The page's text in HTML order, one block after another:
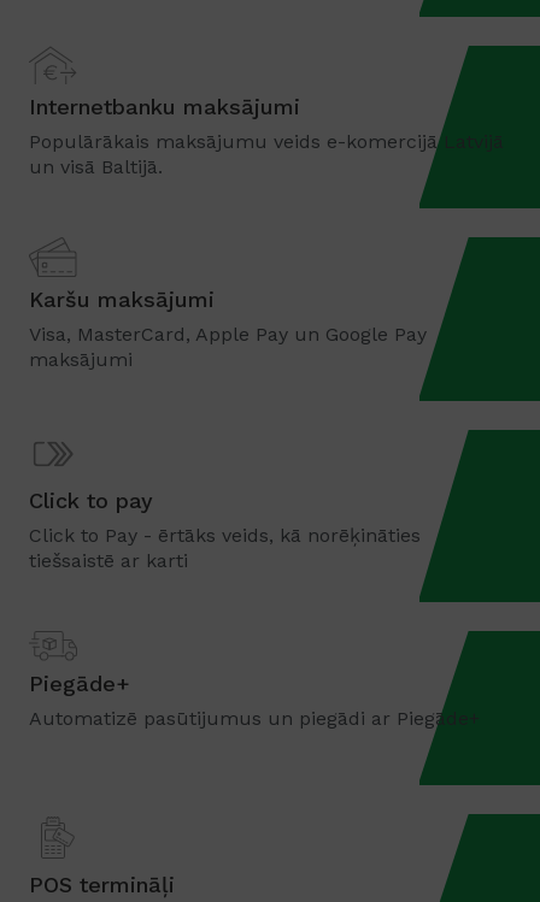
Internetbanku maksājumi
Populārākais maksājumu veids e-komercijā Latvijā
un visā Baltijā.
Karšu maksājumi
Visa, MasterCard, Apple Pay un Google Pay
maksājumi
Click to pay
Click to Pay - ērtāks veids, kā norēķināties
tiešsaistē ar karti
Piegāde+
Automatizē pasūtijumus un piegādi ar Piegāde+
POS termināļi